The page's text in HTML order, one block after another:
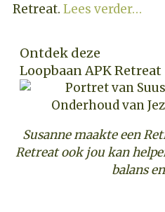
Retreat. Lees verder…
Ontdek deze
Loopbaan APK Retreat
Susanne maakte een
Retreat ook jou kan
balans